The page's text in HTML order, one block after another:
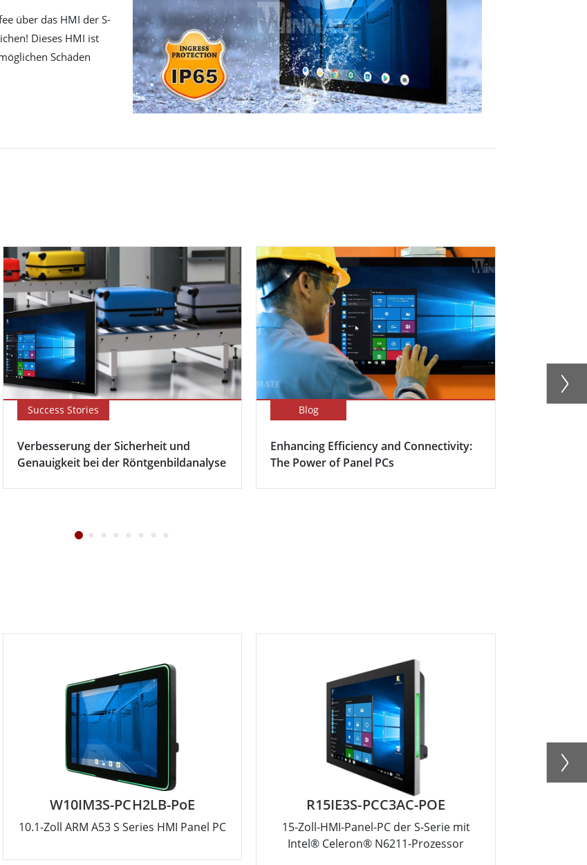
über das HMI der S-
Dieses HMI ist
Schäden
Success Stories
Verbesserung der Sicherheit und
Genauigkeit bei der Röntgenbildanalyse
Blog
Enhancing Efficiency and Connectivity:
The Power of Panel PCs
W10IM3S-PCH2LB-PoE
10.1-Zoll ARM A53 S Series HMI Panel PC
R15IE3S-PCC3AC-POE
15-Zoll-HMI-Panel-PC der S-Serie mit
Intel® Celeron® N6211-Prozessor